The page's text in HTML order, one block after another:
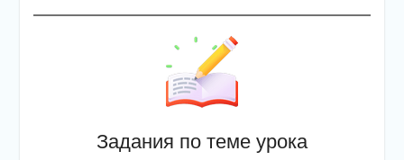
Задания по теме урока